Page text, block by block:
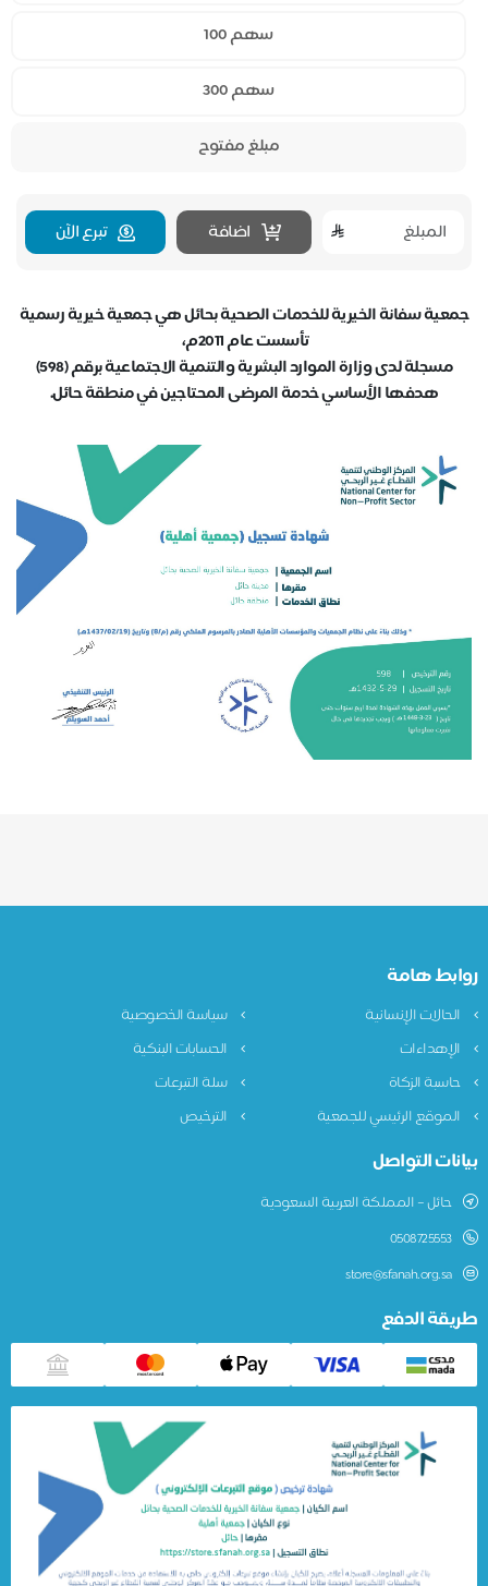
سهم 100
سهم 300
مبلغ مفتوح
اضافة تبرع الآن
جمعية سفانة الخيرية للخدمات الصحية بحائل هي جمعية خيرية رسمية
تأسست عام 2011م،
مسجلة لدى وزارة الموارد البشرية والتنمية الاجتماعية برقم (598)
هدفها الأساسي خدمة المرضى المحتاجين في منطقة حائل.
روابط هامة
الحالات الإنسانية
سياسة الخصوصية
الإهداءات
الحسابات البنكية
حاسبة الزكاة
سلة التبرعات
الموقع الرئيسي للجمعية
الترخيص
بيانات التواصل
حائل – المملكة العربية السعودية
0508725553
store@sfanah.org.sa
طريقة الدفع